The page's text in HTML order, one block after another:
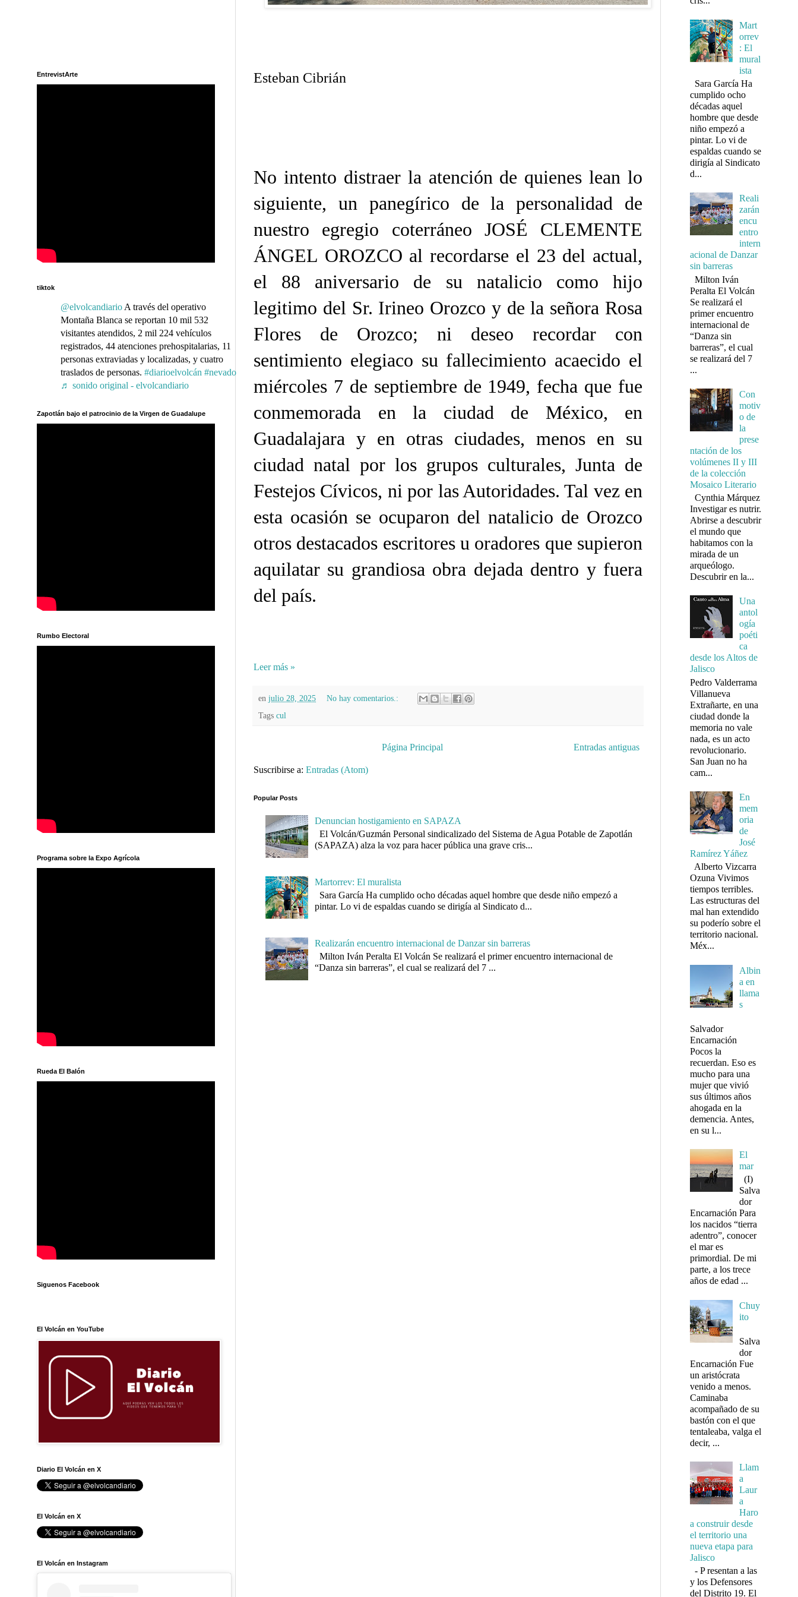
Esteban Cibrián
No intento distraer la atención de quienes lean lo
siguiente, un panegírico de la personalidad de
nuestro egregio coterráneo JOSÉ CLEMENTE
ÁNGEL OROZCO al recordarse el 23 del actual,
el 88 aniversario de su natalicio como hijo
legitimo del Sr. Irineo Orozco y de la señora Rosa
Flores de Orozco; ni deseo recordar con
sentimiento elegiaco su fallecimiento acaecido el
miércoles 7 de septiembre de 1949, fecha que fue
conmemorada en la ciudad de México, en
Guadalajara y en otras ciudades, menos en su
ciudad natal por los grupos culturales, Junta de
Festejos Cívicos, ni por las Autoridades. Tal vez en
esta ocasión se ocuparon del natalicio de Orozco
otros destacados escritores u oradores que supieron
aquilatar su grandiosa obra dejada dentro y fuera
del país.
Leer más »
en julio 28, 2025
No hay comentarios.:
Tags cul
Entradas antiguas
Página Principal
Suscribirse a: Entradas (Atom)
Popular Posts
Denuncian hostigamiento en SAPAZA
El Volcán/Guzmán Personal sindicalizado del Sistema de Agua Potable de Zapotlán
(SAPAZA) alza la voz para hacer pública una grave cris...
Martorrev: El muralista
Sara García Ha cumplido ocho décadas aquel hombre que desde niño empezó a
pintar. Lo vi de espaldas cuando se dirigía al Sindicato d...
Realizarán encuentro internacional de Danzar sin barreras
Milton Iván Peralta El Volcán Se realizará el primer encuentro internacional de
“Danza sin barreras”, el cual se realizará del 7 ...
EntrevistArte
tiktok
@elvolcandiario A través del operativo
Montaña Blanca se reportan 10 mil 532
visitantes atendidos, 2 mil 224 vehículos
registrados, 44 atenciones prehospitalarias, 11
personas extraviadas y localizadas, y cuatro
traslados de personas. #diarioelvolcán #nevado
♬ sonido original - elvolcandiario
Zapotlán bajo el patrocinio de la Virgen de Guadalupe
Rumbo Electoral
Programa sobre la Expo Agrícola
Rueda El Balón
Siguenos Facebook
El Volcán en YouTube
Diario El Volcán en X
El Volcán en X
El Volcán en Instagram
Mart
orrev
: El
mural
ista
Sara García Ha
cumplido ocho
décadas aquel
hombre que desde
niño empezó a
pintar. Lo vi de
espaldas cuando se
dirigía al Sindicato
d...
Reali
zarán
encu
entro
intern
acional de Danzar
sin barreras
Milton Iván
Peralta El Volcán
Se realizará el
primer encuentro
internacional de
“Danza sin
barreras”, el cual
se realizará del 7
...
Con
motiv
o de
la
prese
ntación de los
volúmenes II y III
de la colección
Mosaico Literario
Cynthia Márquez
Investigar es nutrir.
Abrirse a descubrir
el mundo que
habitamos con la
mirada de un
arqueólogo.
Descubrir en la...
Una
antol
ogía
poéti
ca
desde los Altos de
Jalisco
Pedro Valderrama
Villanueva
Extrañarte, en una
ciudad donde la
memoria no vale
nada, es un acto
revolucionario.
San Juan no ha
cam...
En
mem
oria
de
José
Ramírez Yáñez
Alberto Vizcarra
Ozuna Vivimos
tiempos terribles.
Las estructuras del
mal han extendido
su poderío sobre el
territorio nacional.
Méx...
Albin
a en
llama
s
Salvador
Encarnación
Pocos la
recuerdan. Eso es
mucho para una
mujer que vivió
sus últimos años
ahogada en la
demencia. Antes,
en su l...
El
mar
(I)
Salva
dor
Encarnación Para
los nacidos “tierra
adentro”, conocer
el mar es
primordial. De mi
parte, a los trece
años de edad ...
Chuy
ito
Salva
dor
Encarnación Fue
un aristócrata
venido a menos.
Caminaba
acompañado de su
bastón con el que
tentaleaba, valga el
decir, ...
Llam
a
Laur
a
Haro
a construir desde
el territorio una
nueva etapa para
Jalisco
- P resentan a las
y los Defensores
del Distrito 19. El